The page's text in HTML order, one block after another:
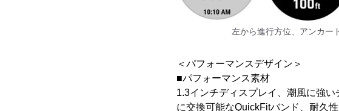
左から進行方位、アンカー
＜パフォーマンスデザイン＞
■パフォーマンス素材
1.3インチディスプレイ、潮風に強
に交換可能なQuickFitバンド、耐久